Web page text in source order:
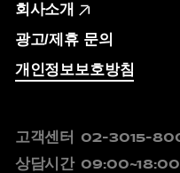
회사소개
광고/제휴 문의
개인정보보호방침
고객센터 02-3015-
상담시간 09:00~18:00